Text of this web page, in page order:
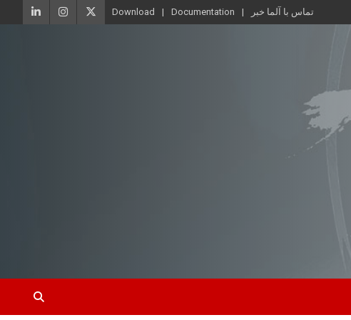
تماس با آلما خبر Documentation
Download